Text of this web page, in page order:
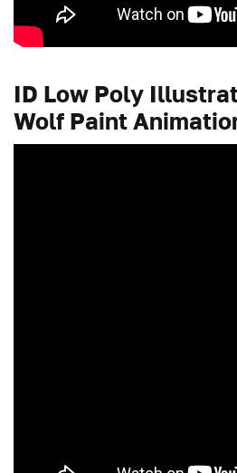
ID Low Poly
Wolf Paint